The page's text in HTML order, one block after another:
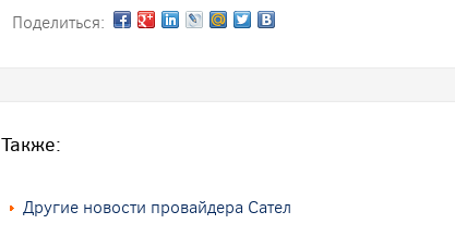
Поделиться:
Также:
Другие новости провайдера Сател